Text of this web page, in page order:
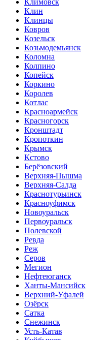
Клин
Клинцы
Ковров
Козельск
Козьмодемьянск
Коломна
Колпино
Копейск
Коркино
Королев
Котлас
Красноармейск
Красногорск
Кронштадт
Кропоткин
Крымск
Кстово
Берёзовский
Верхняя-Пышма
Верхняя-Салда
Краснотурьинск
Красноуфимск
Новоуральск
Первоуральск
Полевской
Ревда
Реж
Серов
Мегион
Нефтеюганск
Ханты-Мансийск
Верхний-Уфалей
Озёрск
Сатка
Снежинск
Усть-Катав